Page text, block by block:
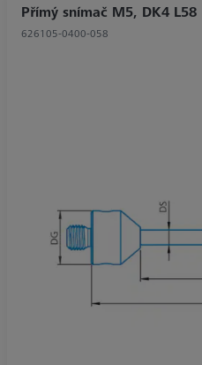
Přímý snímač M5, DK4 L58
626105-0400-058